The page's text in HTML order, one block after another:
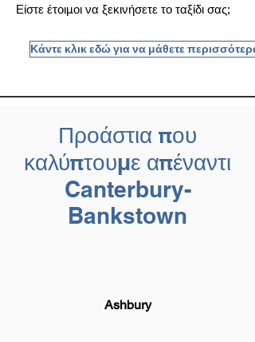
Είστε έτοιμοι να ξεκινήσετε το ταξίδι σας;
Κάντε κλικ εδώ για να μάθετε περισσότερα
Προάστια που
καλύπτουμε απέναντι
Canterbury-
Bankstown
Ashbury